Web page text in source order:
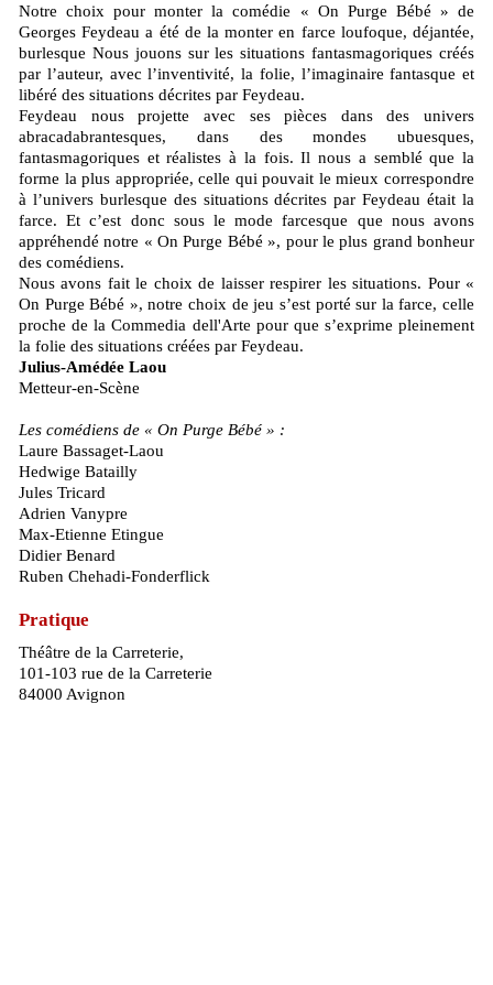
Notre choix pour monter la comédie « On Purge Bébé » de
Georges Feydeau a été de la monter en farce loufoque, déjantée,
burlesque Nous jouons sur les situations fantasmagoriques créés
par l’auteur, avec l’inventivité, la folie, l’imaginaire fantasque et
libéré des situations décrites par Feydeau.
Feydeau nous projette avec ses pièces dans des univers
abracadabrantesques, dans des mondes ubuesques,
fantasmagoriques et réalistes à la fois. Il nous a semblé que la
forme la plus appropriée, celle qui pouvait le mieux correspondre
à l’univers burlesque des situations décrites par Feydeau était la
farce. Et c’est donc sous le mode farcesque que nous avons
appréhendé notre « On Purge Bébé », pour le plus grand bonheur
des comédiens.
Nous avons fait le choix de laisser respirer les situations. Pour «
On Purge Bébé », notre choix de jeu s’est porté sur la farce, celle
proche de la Commedia dell'Arte pour que s’exprime pleinement
la folie des situations créées par Feydeau.
Julius-Amédée Laou
Metteur-en-Scène
Les comédiens de « On Purge Bébé » :
Laure Bassaget-Laou
Hedwige Batailly
Jules Tricard
Adrien Vanypre
Max-Etienne Etingue
Didier Benard
Ruben Chehadi-Fonderflick
Pratique
Théâtre de la Carreterie,
101-103 rue de la Carreterie
84000 Avignon